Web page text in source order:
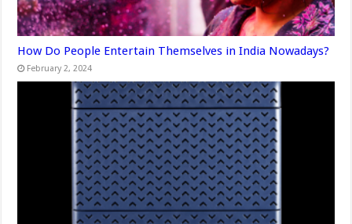
How Do People Entertain Themselves in India Nowadays?
February 2, 2024